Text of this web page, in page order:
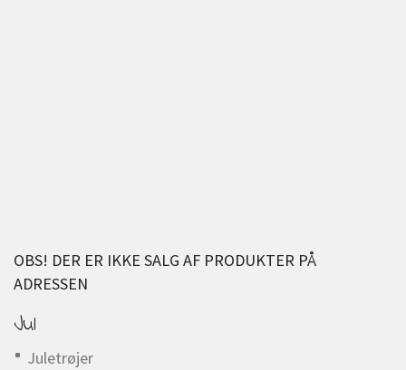
OBS! DER ER IKKE SALG AF PRODUKTER PÅ
ADRESSEN
Jul
Juletrøjer